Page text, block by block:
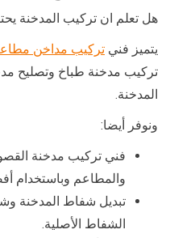
هل تعلم ان تركيب المدخنة
يتميز فني تركيب مداخن
تركيب مدخنة طباخ وتصليح
المدخنة.
ونوفر أيضا:
فني تركيب مدخنة
والمطاعم وباستخدام
تبديل شفاط المدخنة
الشفاط الأصلية.